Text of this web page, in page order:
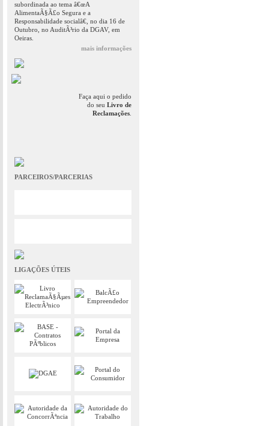
subordinada ao tema â€œA
AlimentaÃ§Ã£o Segura e a
Responsabilidade socialâ€, no dia 16 de
Outubro, no AuditÃ³rio da DGAV, em
Oeiras.
mais informações
Faça aqui o pedido
do seu Livro de
Reclamações
PARCEIROS/PARCERIAS
LIGAÇÕES ÚTEIS